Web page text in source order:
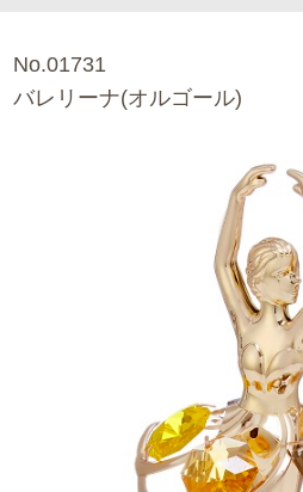
No.01731
バレリーナ(オルゴール)